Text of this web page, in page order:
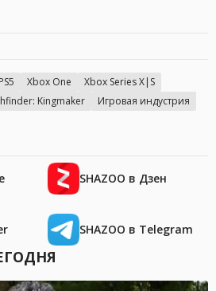
PS5 Xbox One
Xbox Series X|S
Kingmaker
Игровая индустрия
SHAZOO в Дзен
SHAZOO в Telegram